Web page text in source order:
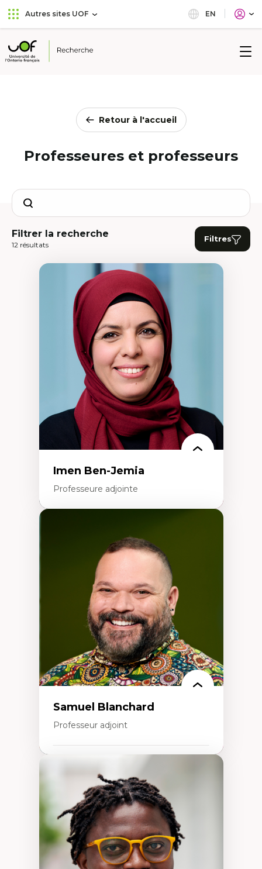
Aller
au
principal
Passer
au
Autres sites UOF EN
Université
Retour à l'accueil
Professeures et professeurs
Search
Filtrer la recherche
12 résultats
Filtres
Imen Ben-Jemia
Professeure adjointe
Discours sur la ville et représentations
Mosquées, formes et usages au Canada
Reconnaissance et représentations des
communautés immigrantes dans l'espace
Design architectural et urbain
Patrimoine et patrimonialisation
Études postcoloniales et décolonisation des
savoirs
Samuel Blanchard
Professeur adjoint
Didactique des sciences – processus
d’enquête et culture scientifique
Éducation en milieu minoritaire –
construction identitaire et conscience
critique
Technologies éducatives – ludification et
programmation pédagogique
La langue dans toutes les matières –
environnement discursif et langage
scientifique